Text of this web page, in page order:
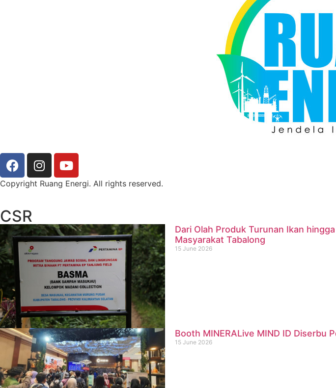
Copyright Ruang Energi. All rights reserved.
CSR
Dari Olah Produk Turunan Ikan
Masyarakat Tabalong
15 June 2026
Booth MINERALive MIND ID Diserbu
15 June 2026